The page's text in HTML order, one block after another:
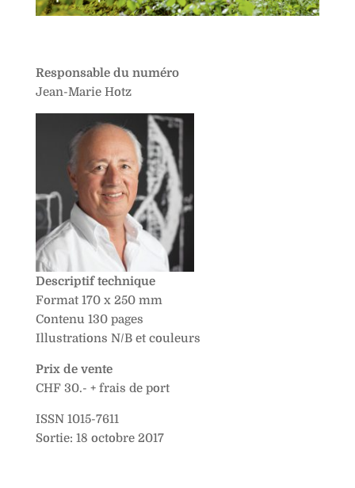
Responsable du numéro
Jean-Marie Hotz
Descriptif technique
Format 170 x 250 mm
Contenu 130 pages
Illustrations N/B et couleurs
Prix de vente
CHF 30.- + frais de port
ISSN 1015-7611
Sortie: 18 octobre 2017